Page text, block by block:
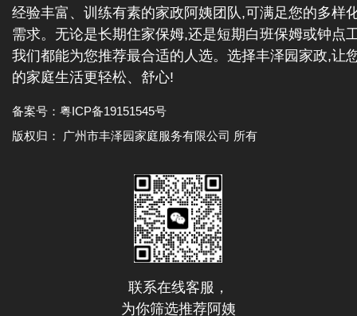
经验丰富、训练有素的家政阿姨团队,可满足您的多样
需求。无论是长期住家保姆,还是短期白班保姆或钟点
我们都能为您推荐最合适的人选。选择丰泽园家政,让
的家庭生活更轻松、舒心!
备案号： 粤ICP备19151545号
版权归： 广州市丰泽园家庭服务有限公司 所有
联系在线客服，
为你筛选推荐阿姨